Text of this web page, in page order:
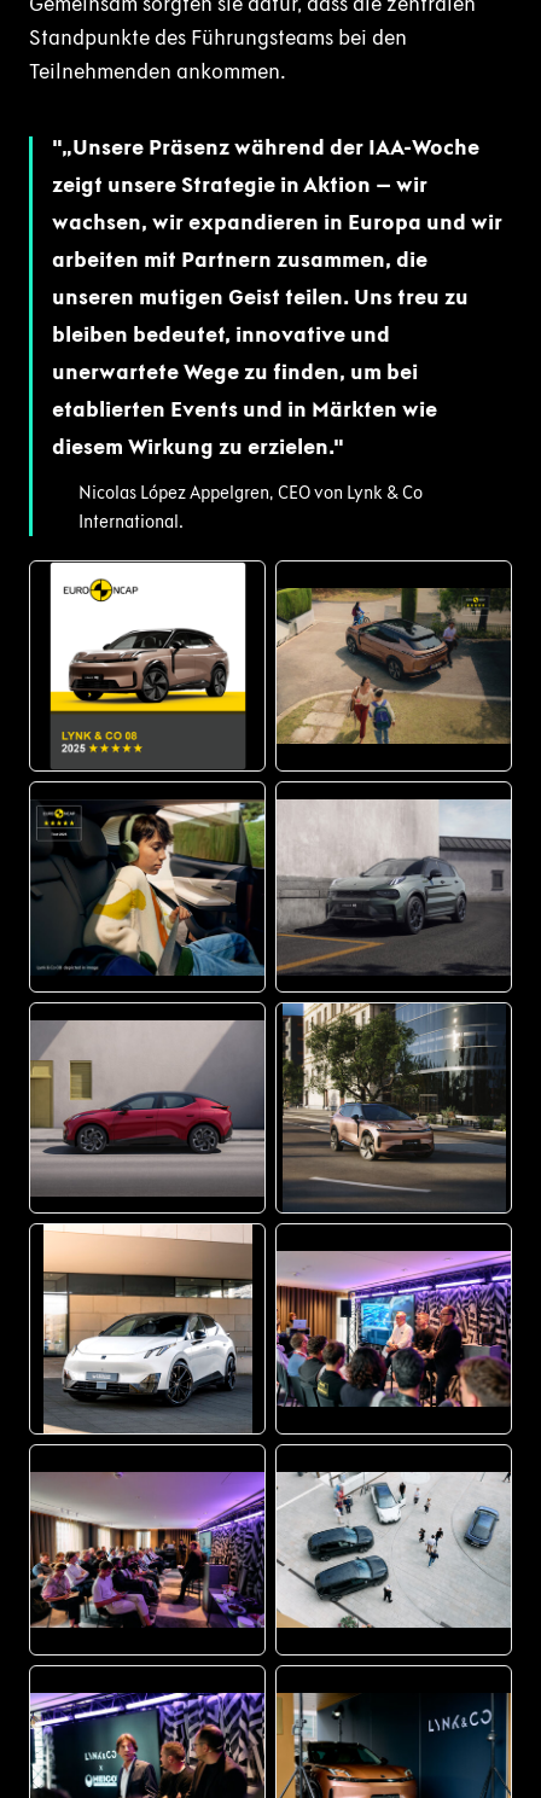
Standpunkte des Führungsteams bei den
Teilnehmenden ankommen.
„Unsere Präsenz während der IAA-Woche
zeigt unsere Strategie in Aktion – wir
wachsen, wir expandieren in Europa und wir
arbeiten mit Partnern zusammen, die
unseren mutigen Geist teilen. Uns treu zu
bleiben bedeutet, innovative und
unerwartete Wege zu finden, um bei
etablierten Events und in Märkten wie
diesem Wirkung zu erzielen.
Nicolas López Appelgren, CEO von Lynk & Co
International.
PNG JPG
PNG JPG
JPG JPG
JPG JPG